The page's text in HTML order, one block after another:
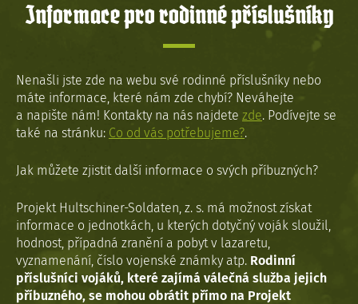
Informace pro rodinné příslušníky
Nenašli jste zde na webu své rodinné příslušníky nebo
máte informace, které nám zde chybí? Neváhejte
a napište nám! Kontakty na nás najdete zde. Podívejte se
také na stránku: Co od vás potřebujeme?.
Jak můžete zjistit další informace o svých příbuzných?
Projekt Hultschiner-Soldaten, z. s. má možnost získat
informace o jednotkách, u kterých dotyčný voják sloužil,
hodnost, případná zranění a pobyt v lazaretu,
vyznamenání, číslo vojenské známky atp. Rodinní
příslušníci vojáků, které zajímá válečná služba jejich
příbuzného, se mohou obrátit přímo na Projekt